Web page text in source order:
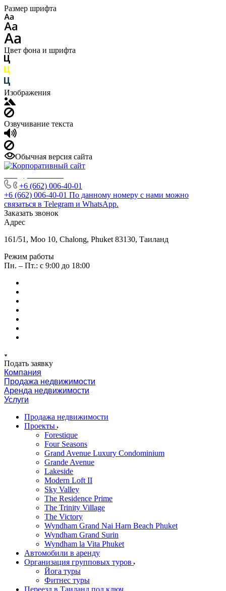
Размер шрифта
Цвет фона и шрифта
Изображения
Озвучивание текста
Обычная версия сайта
+6 (662) 006-40-01
+6 (662) 006-40-01 По данному номеру с нами можно
связаться в Telegram и WhatsApp.
Заказать звонок
Адрес
161/51, Moo 10, Chalong, Phuket 83130, Таиланд
Режим работы
Пн. – Пт.: с 9:00 до 18:00
Подать заявку
Компания
Продажа недвижимости
Аренда недвижимости
Услуги
Продажа недвижимости
Проекты
Forestique
Four Seasons
Grand Avenue Luxury Condominium
Grande Avenue
Lakeside
Modern Loft II
Sky Valley
The Residence Prime
The Trinity Village
The Victory
Wyndham Grand Nai Harn Beach Phuket
Wyndham Grand Surin
Wyndham la Vita Phuket
Автомобили в аренду
Организация групповых туров
Йога туры
Фитнес туры
Переезд в Таиланд под ключ